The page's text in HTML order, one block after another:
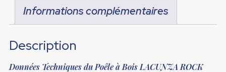
Informations complémentaires
Description
Données Techniques du Poêle à Bois LACUNZA ROCK